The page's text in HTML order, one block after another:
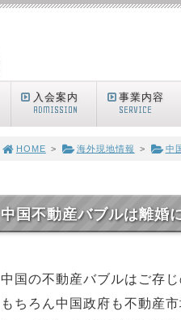
入会案内
ADMISSION
事業内容
SERVICE
HOME > 海外現地情報 > 中
中国不動産バブルは離婚
中国の不動産バブルはご存
もちろん中国政府も不動産